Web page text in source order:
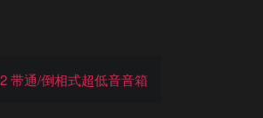
带通/倒相式超低音音箱